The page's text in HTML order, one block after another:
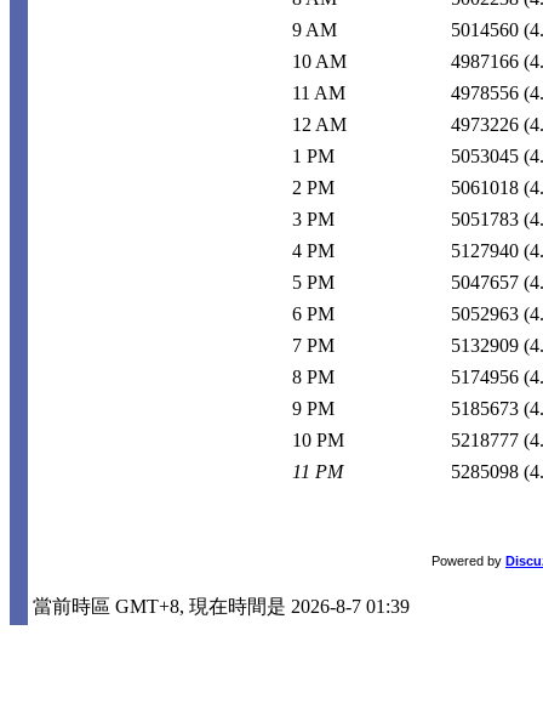
9 AM
5014560
10 AM
4987166
11 AM
4978556
12 AM
4973226
1 PM
5053045
2 PM
5061018
3 PM
5051783
4 PM
5127940
5 PM
5047657
6 PM
5052963
7 PM
5132909
8 PM
5174956
9 PM
5185673
10 PM
5218777
11 PM
5285098
Powered by
當前時區 GMT+8, 現在時間是 2026-8-7 01:39